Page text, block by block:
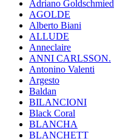
Adriano Goldschmied
AGOLDE
Alberto Biani
ALLUDE
Anneclaire
ANNI CARLSSON.
Antonino Valenti
Argesto
Baldan
BILANCIONI
Black Coral
BLANCHA
BLANCHETT